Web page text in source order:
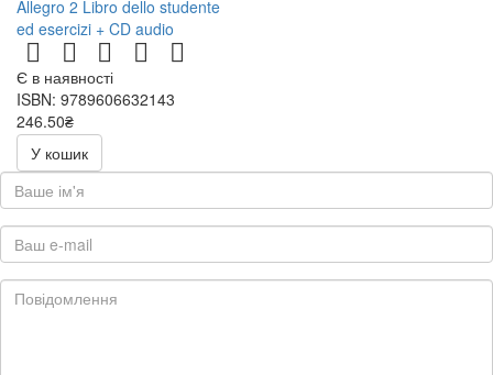
Allegro 2 Libro dello studente
ed esercizi + CD audio
Є в наявності
ISBN: 9789606632143
246.50₴
493.00₴
У кошик